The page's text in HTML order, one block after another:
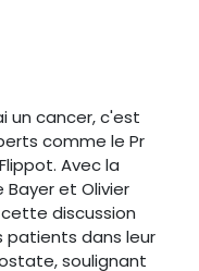
un cancer, c'est
comme le Pr
Avec la
et Olivier
discussion
patients dans leur
soulignant